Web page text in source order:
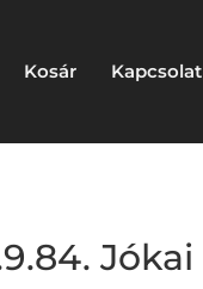
Kosár Kapcsolat
Jókai